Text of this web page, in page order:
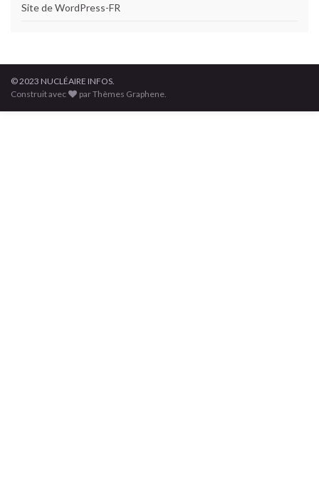
Site de WordPress-FR
© 2023 NUCLÉAIRE INFOS.
Construit avec
par Thèmes Graphene.